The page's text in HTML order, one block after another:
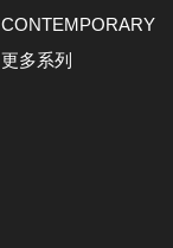
CONTEMPORARY
更多系列